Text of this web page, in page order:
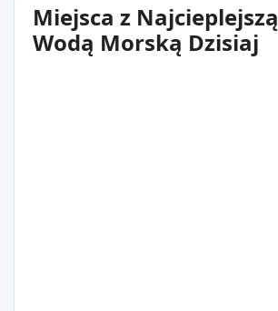
Miejsca z Najcieplejszą
Wodą Morską Dzisiaj